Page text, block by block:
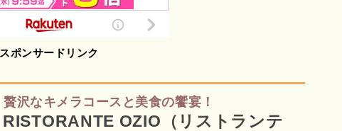
スポンサードリンク
贅沢なキメラコースと美食の饗宴！
RISTORANTE OZIO（リストランテ